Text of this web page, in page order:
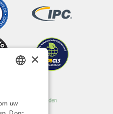
×
uw